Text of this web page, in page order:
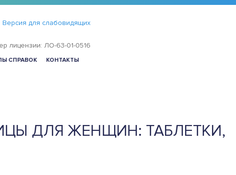
Версия для слабовидящих
лицензии: ЛО-63-01-0516
СПРАВОК КОНТАКТЫ
ДЛЯ ЖЕНЩИН: ТАБЛЕТКИ,